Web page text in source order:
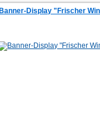
Banner-Display "Frischer